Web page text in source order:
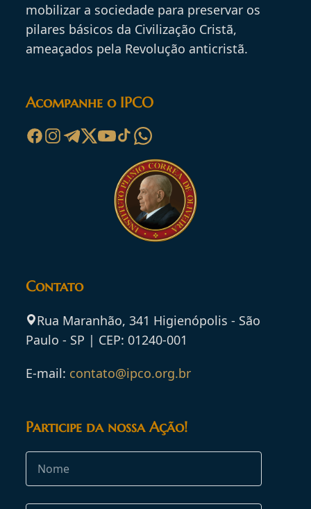
mobilizar a sociedade para preservar os
pilares básicos da Civilização Cristã,
ameaçados pela Revolução anticristã.
Acompanhe o IPCO
Contato
Rua Maranhão, 341 Higienópolis - São
Paulo - SP | CEP: 01240-001
E-mail: contato@ipco.org.br
Participe da nossa Ação!